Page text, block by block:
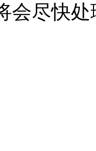
会尽快